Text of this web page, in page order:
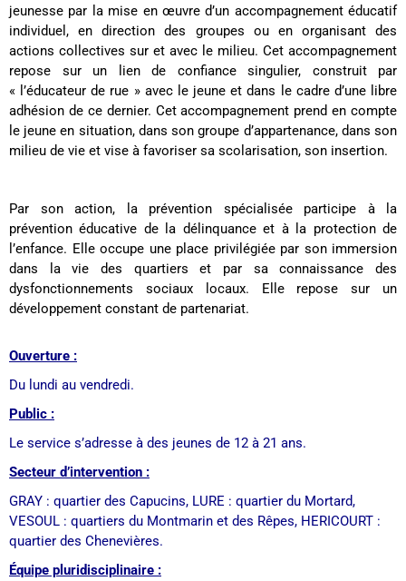
jeunesse par la mise en œuvre d’un accompagnement éducatif
individuel, en direction des groupes ou en organisant des
actions collectives sur et avec le milieu. Cet accompagnement
repose sur un lien de confiance singulier, construit par
« l’éducateur de rue » avec le jeune et dans le cadre d’une libre
adhésion de ce dernier. Cet accompagnement prend en compte
le jeune en situation, dans son groupe d’appartenance, dans son
milieu de vie et vise à favoriser sa scolarisation, son insertion.
Par son action, la prévention spécialisée participe à la
prévention éducative de la délinquance et à la protection de
l’enfance. Elle occupe une place privilégiée par son immersion
dans la vie des quartiers et par sa connaissance des
dysfonctionnements sociaux locaux. Elle repose sur un
développement constant de partenariat.
Ouverture :
Du lundi au vendredi.
Public :
Le service s’adresse à des jeunes de 12 à 21 ans.
Secteur d’intervention :
GRAY : quartier des Capucins, LURE : quartier du Mortard,
VESOUL : quartiers du Montmarin et des Rêpes, HERICOURT :
quartier des Chenevières.
Équipe pluridisciplinaire :